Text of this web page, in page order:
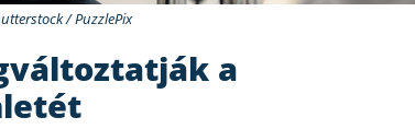
/ PuzzlePix
a